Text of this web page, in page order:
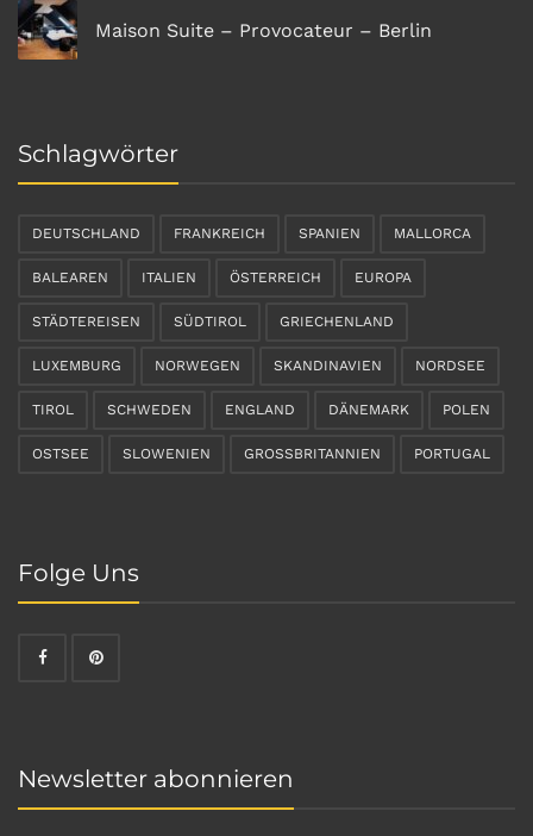
Maison Suite – Provocateur – Berlin
Schlagwörter
DEUTSCHLAND FRANKREICH SPANIEN MALLORCA
BALEAREN ITALIEN ÖSTERREICH EUROPA
STÄDTEREISEN SÜDTIROL GRIECHENLAND
LUXEMBURG NORWEGEN SKANDINAVIEN NORDSEE
TIROL SCHWEDEN ENGLAND DÄNEMARK POLEN
OSTSEE SLOWENIEN GROSSBRITANNIEN PORTUGAL
Folge Uns
Newsletter abonnieren